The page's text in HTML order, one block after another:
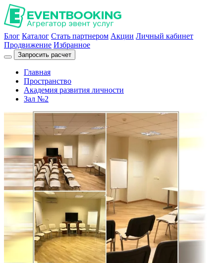
Блог Каталог Стать партнером Акции Личный кабинет
Продвижение Избранное
Запросить расчет
Главная
Пространство
Академия развития личности
Зал №2